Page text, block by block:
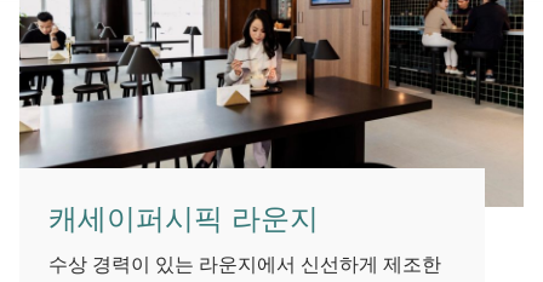
캐세이퍼시픽 라운지
수상 경력이 있는 라운지에서 신선하게 제조한